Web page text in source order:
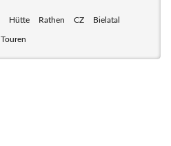
Hütte Rathen CZ Bielatal
Touren